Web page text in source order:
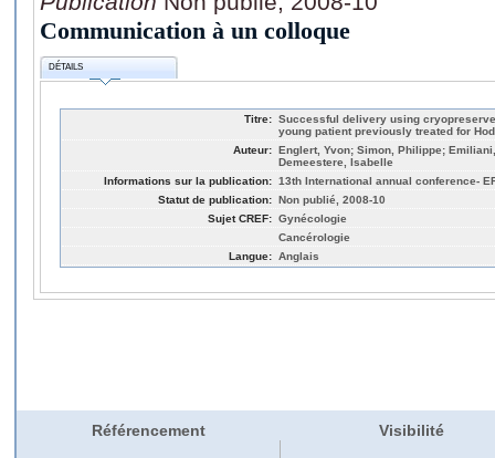
Communication à un colloque
DÉTAILS
Titre: Successful delivery using
young patient previously treated for
Auteur: Englert, Yvon; Simon, Philippe;
Demeestere, Isabelle
Informations sur la publication: 13th International annual conference-
Statut de publication: Non publié, 2008-10
Sujet CREF: Gynécologie
Cancérologie
Langue: Anglais
Référencement Visibilité